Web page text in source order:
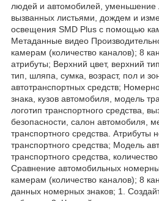
людей и автомобилей, уменьшение
вызванных листьями, дождем и
освещения SMD Plus с помощью
Метаданные видео
камерам (количество каналов); 8
атрибуты; Верхний цвет, верхний
тип, шляпа, сумка, возраст, пол и
автотранспортных средств;
знака, кузов автомобиля, модель
логотип транспортного средства,
безопасности, салон автомобиля,
транспортного средства. Атрибуты
транспортного средства; Модель
транспортного средства,
Сравнение автомобильных
камерам (количество каналов); 8
данных номерных знаков; 1.